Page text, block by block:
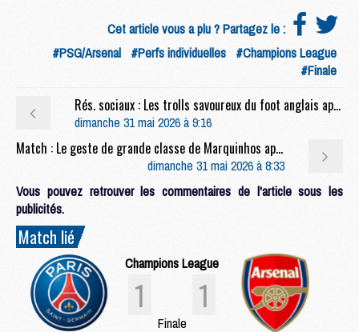
Cet article vous a plu ? Partagez le :
#PSG/Arsenal #Perfs individuelles #Champions League
#Finale
Rés. sociaux : Les trolls savoureux du foot anglais après PSG/Arsenal
dimanche 31 mai 2026 à 9:16
Match : Le geste de grande classe de Marquinhos après PSG/Arsenal
dimanche 31 mai 2026 à 8:33
Vous pouvez retrouver les commentaires de l'article sous les
publicités.
Match lié
Champions League
1 1
Finale